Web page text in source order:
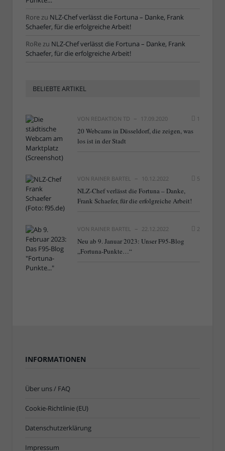
Rorezu NLZ-Chef verlässt die Fortuna – Danke, Frank
Schaefer, für die erfolgreiche Arbeit!
RoRezu NLZ-Chef verlässt die Fortuna – Danke, Frank
Schaefer, für die erfolgreiche Arbeit!
BELIEBTE ARTIKEL
VON REDAKTION TD 17.09.2020 1
20 Webcams in Düsseldorf, die zeigen, was
los ist in der Stadt
VON RAINER BARTEL 10.12.2022 5
NLZ-Chef verlässt die Fortuna – Danke,
Frank Schaefer, für die erfolgreiche Arbeit!
VON RAINER BARTEL 22.12.2022 2
Neu ab 9. Januar 2023: Unser F95-Blog
„Fortuna-Punkte…“
INFORMATIONEN
Über uns / FAQ
Cookie-Richtlinie (EU)
Datenschutzerklärung
Impressum